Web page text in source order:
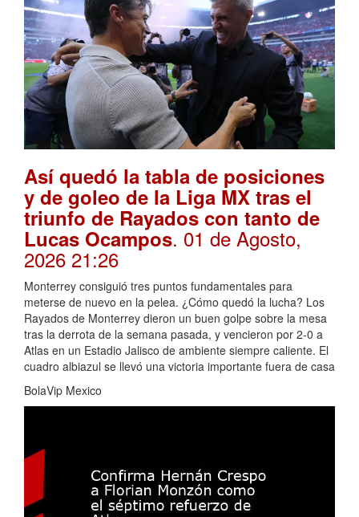
Así quedó la tabla de posiciones
y de goleo de la Liga MX tras el
triunfo de Rayados con tanto de
Lucas Ocampos. 01 de Agosto,
2026 21:26
Monterrey consiguió tres puntos fundamentales para
meterse de nuevo en la pelea. ¿Cómo quedó la lucha? Los
Rayados de Monterrey dieron un buen golpe sobre la mesa
tras la derrota de la semana pasada, y vencieron por 2-0 a
Atlas en un Estadio Jalisco de ambiente siempre caliente. El
cuadro albiazul se llevó una victoria importante fuera de casa
BolaVip Mexico